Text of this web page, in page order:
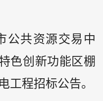
公共资源交易中
色创新功能区棚
工程招标公告。